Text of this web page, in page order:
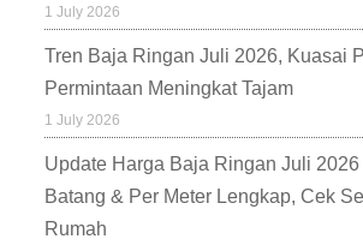
1 July 2026
Tren Baja Ringan Juli 2026, Kuasai
Permintaan Meningkat Tajam
1 July 2026
Update Harga Baja Ringan Juli 2026
Batang & Per Meter Lengkap, Cek
Rumah